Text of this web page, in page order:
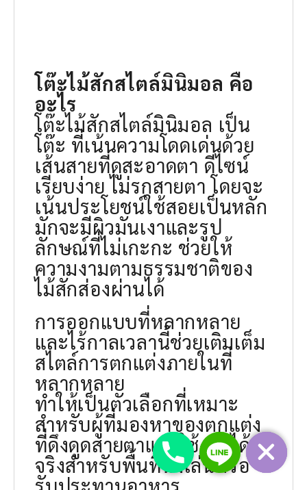
โต๊ะไม้สักสไตล์มินิมอล คือ
อะไร
โต๊ะไม้สักสไตล์มินิมอล เป็น
โต๊ะ ที่เน้นความโดดเด่นด้วย
เส้นสายที่ดูสะอาดตา ดีไซน์
เรียบง่าย ไม่รกสายตา โดยจะ
เน้นประโยชน์ใช้สอยเป็นหลัก
มักจะมีผิวมันเงาและรูป
ลักษณ์ที่ไม่เกะกะ ช่วยให้
ความงามตามธรรมชาติของ
ไม้สักส่องผ่านได้
การออกแบบที่หลากหลาย
และไร้กาลเวลานี้ช่วยเติมเต็ม
สไตล์การตกแต่งภายในที่
หลากหลาย
ทำให้เป็นตัวเลือกที่เหมาะ
สำหรับผู้ที่มองหาของตกแต่ง
ที่ดึงดูดสายตาและใช้งานได้
จริงสำหรับพื้นที่นั่งเล่นหรือ